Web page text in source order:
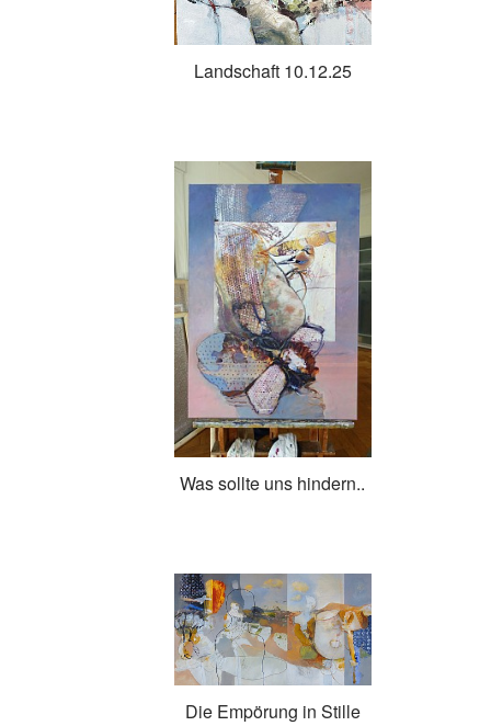
Landschaft 10.12.25
Was sollte uns hindern..
Die Empörung in Stille